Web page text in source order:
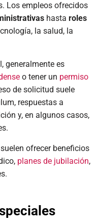
Los empleos ofrecidos
hasta roles
la salud, la
generalmente es
o tener un permiso
de solicitud suele
respuestas a
y, en algunos casos,
ofrecer beneficios
planes de jubilación,